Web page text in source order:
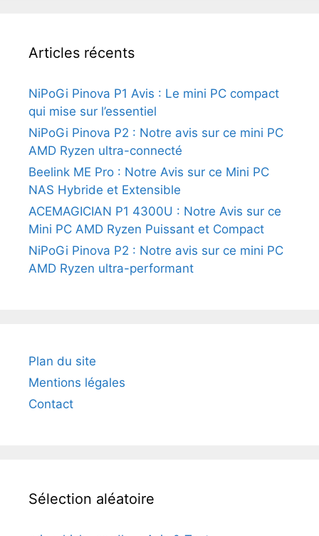
Articles récents
NiPoGi Pinova P1 Avis : Le mini PC compact
qui mise sur l’essentiel
NiPoGi Pinova P2 : Notre avis sur ce mini PC
AMD Ryzen ultra-connecté
Beelink ME Pro : Notre Avis sur ce Mini PC
NAS Hybride et Extensible
ACEMAGICIAN P1 4300U : Notre Avis sur ce
Mini PC AMD Ryzen Puissant et Compact
NiPoGi Pinova P2 : Notre avis sur ce mini PC
AMD Ryzen ultra-performant
Plan du site
Mentions légales
Contact
Sélection aléatoire